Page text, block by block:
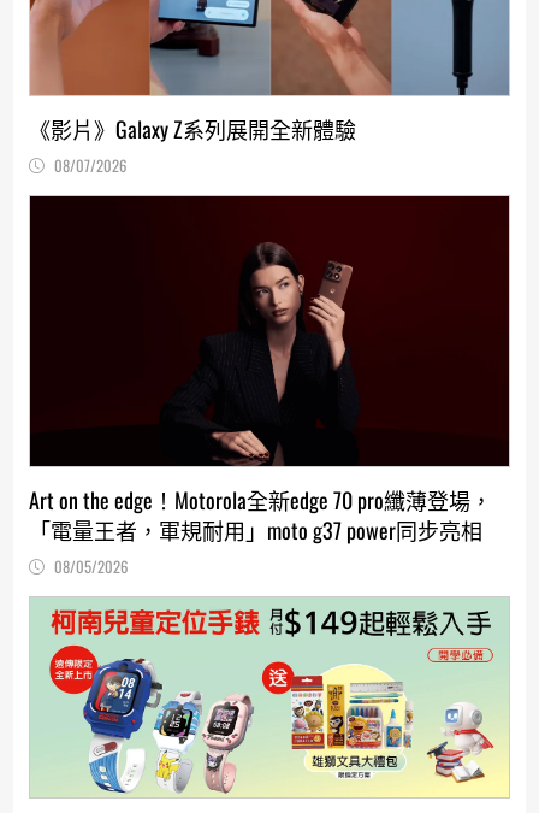
《影片》Galaxy Z系列展開全新體驗
08/07/2026
Art on the edge！Motorola全新edge 70 pro纖薄登場，
「電量王者，軍規耐用」moto g37 power同步亮相
08/05/2026